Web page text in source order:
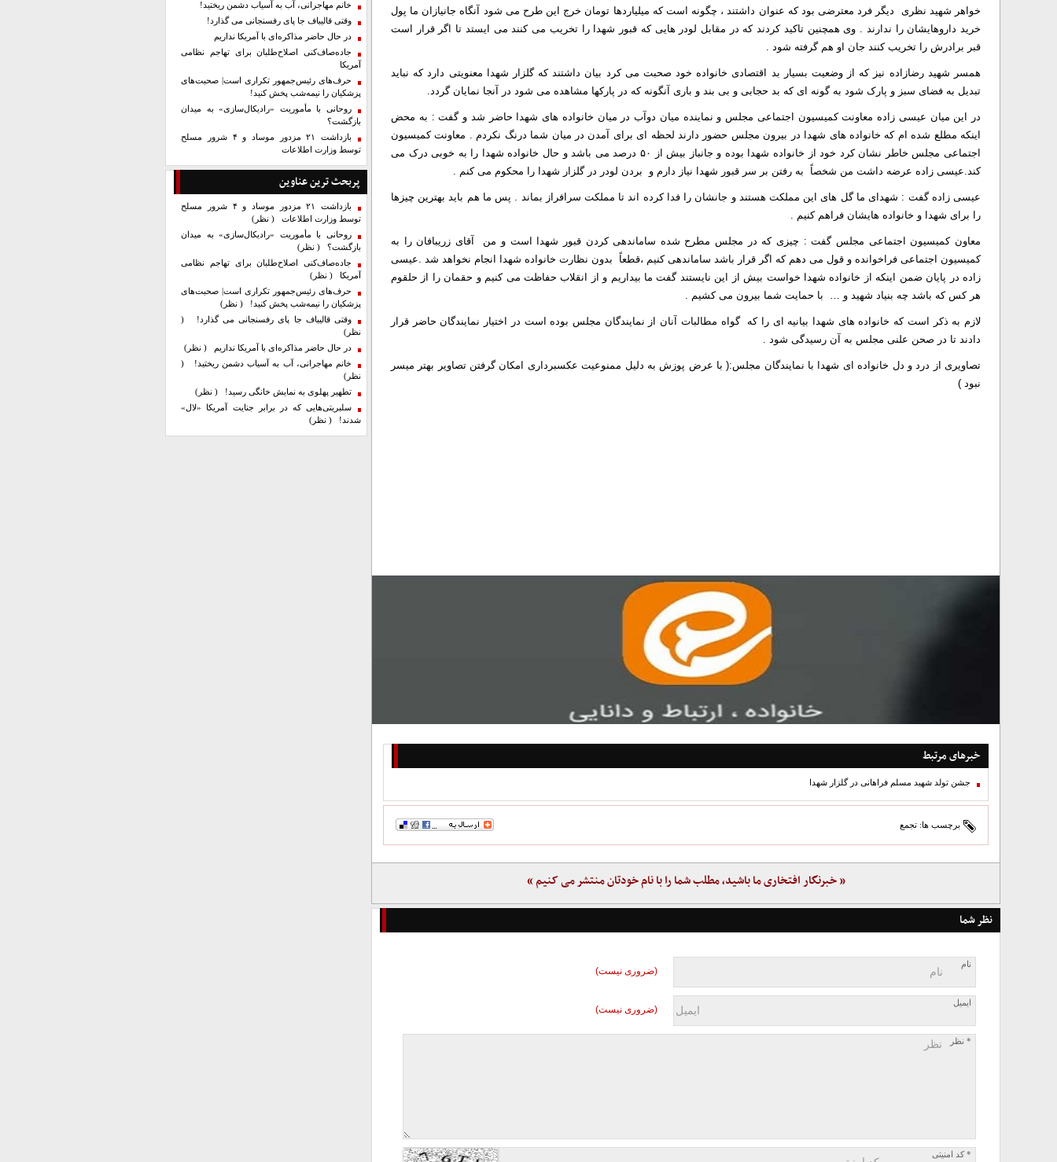
خواهر شهید نظری دیگر فرد معترضی بود که عنوان داشتند ، چگونه است که میلیاردها تومان خرج این طرح می شود آنگاه جانیازان ما پول
خرید داروهایشان را ندارند . وی همچنین تاکید کردند که در مقابل لودر هایی که قبور شهدا را تخریب می کنند می ایستد تا اگر قرار است
قبر برادرش را تخریب کنند جان او هم گرفته شود .
همسر شهید رضازاده نیز که از وضعیت بسیار بد اقتصادی خانواده خود صحبت می کرد بیان داشتند که گلزار شهدا معنویتی دارد که نباید
تبدیل به فضای سبز و پارک شود به گونه ای که بد حجابی و بی بند و باری آنگونه که در پارکها مشاهده می شود در آنجا نمایان گردد.
در این میان عیسی زاده معاونت کمیسیون اجتماعی مجلس و نماینده میان دوآب در میان خانواده های شهدا حاضر شد و گفت : به محض
اینکه مطلع شده ام که خانواده های شهدا در بیرون مجلس حضور دارند لحظه ای برای آمدن در میان شما درنگ نکردم . معاونت کمیسیون
اجتماعی مجلس خاطر نشان کرد خود از خانواده شهدا بوده و جانباز بیش از ۵۰ درصد می باشد و حال خانواده شهدا را به خوبی درک می
کند.عیسی زاده عرضه داشت من شخصاً به رفتن بر سر قبور شهدا نیاز دارم و بردن لودر در گلزار شهدا را محکوم می کنم .
عیسی زاده گفت : شهدای ما گل های این مملکت هستند و جانشان را فدا کرده اند تا مملکت سرافراز بماند . پس ما هم باید بهترین چیزها
را برای شهدا و خانواده هایشان فراهم کنیم .
معاون کمیسیون اجتماعی مجلس گفت : چیزی که در مجلس مطرح شده ساماندهی کردن قبور شهدا است و من آقای زریبافان را به
کمیسیون اجتماعی فراخوانده و قول می دهم که اگر قرار باشد ساماندهی کنیم ،قطعاً بدون نظارت خانواده شهدا انجام نخواهد شد .عیسی
زاده در پایان ضمن اینکه از خانواده شهدا خواست بیش از این نایستند گفت ما بیداریم و از انقلاب حفاظت می کنیم و حقمان را از حلقوم
هر کس که باشد چه بنیاد شهید و … با حمایت شما بیرون می کشیم .
لازم به ذکر است که خانواده های شهدا بیانیه ای را که گواه مطالبات آنان از نمایندگان مجلس بوده است در اختیار نمایندگان حاضر قرار
دادند تا در صحن علنی مجلس به آن رسیدگی شود .
تصاویری از درد و دل خانواده ای شهدا با نمایندگان مجلس:( با عرض پوزش به دلیل ممنوعیت عکسبرداری امکان گرفتن تصاویر بهتر میسر
نبود )
خبرهای مرتبط
جشن تولد شهید مسلم فراهانی در گلزار شهدا
برچسب ها: تجمع
« خبرنگار افتخاری ما باشید، مطلب شما را با نام خودتان منتشر می کنیم »
نظر شما
نام
(ضروری نیست)
ایمیل
(ضروری نیست)
* نظر
* کد امنیتی
خانم مهاجرانی، آب به آسیاب دشمن ریختید!
وقتی قالیباف جا پای رفسنجانی می گذارد!
در حال حاضر مذاکره‌ای با آمریکا نداریم
جاده‌صاف‌کنی اصلاح‌طلبان برای تهاجم نظامی
آمریکا
حرف‌های رئیس‌جمهور تکراری است| صحبت‌های
پزشکیان را نیمه‌شب پخش کنید!
روحانی با مأموریت «رادیکال‌سازی» به میدان
بازگشت؟
بازداشت ۲۱ مزدور موساد و ۴ شرور مسلح
توسط وزارت اطلاعات
پربحث ترین عناوین
بازداشت ۲۱ مزدور موساد و ۴ شرور مسلح
توسط وزارت اطلاعات ( نظر)
روحانی با مأموریت «رادیکال‌سازی» به میدان
بازگشت؟ ( نظر)
جاده‌صاف‌کنی اصلاح‌طلبان برای تهاجم نظامی
آمریکا ( نظر)
حرف‌های رئیس‌جمهور تکراری است| صحبت‌های
پزشکیان را نیمه‌شب پخش کنید! ( نظر)
وقتی قالیباف جا پای رفسنجانی می گذارد! (
نظر)
در حال حاضر مذاکره‌ای با آمریکا نداریم ( نظر)
خانم مهاجرانی، آب به آسیاب دشمن ریختید! (
نظر)
تطهیر پهلوی به نمایش خانگی رسید! ( نظر)
سلبریتی‌هایی که در برابر جنایت آمریکا «لال»
شدند! ( نظر)